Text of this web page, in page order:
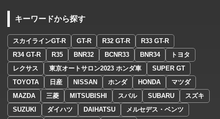
キーワードから探す
スカイラインGT-R GT-R R32 GT-R
R33 GT-R
R34 GT-R
R35 BNR32 BCNR33 BNR34
トヨタ
レクサス
東京オートサロン2023 ホンダ車
SUPER GT
TOYOTA
日産 NISSAN ホンダ HONDA
マツダ
MAZDA
三菱 MITSUBISHI スバル SUBARU
スズキ
SUZUKI
ダイハツ DAIHATSU
メルセデス・ベンツ